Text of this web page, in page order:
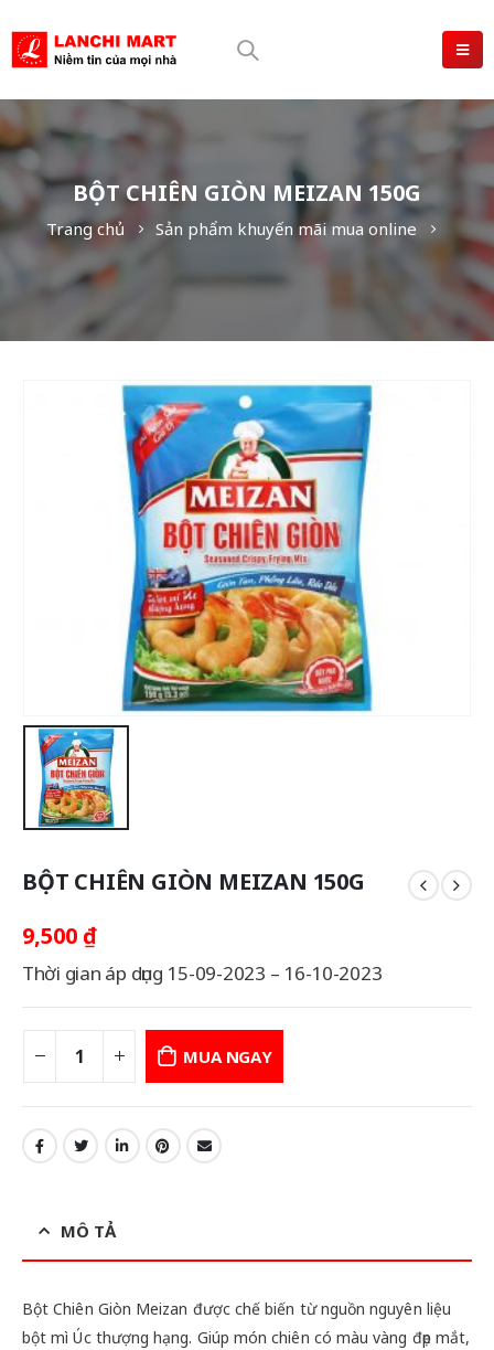
BỘT CHIÊN GIÒN MEIZAN 150G
Trang chủ Sản phẩm khuyến mãi mua online
BỘT CHIÊN GIÒN MEIZAN 150G
9,500 ₫
Thời gian áp dụng 15-09-2023 – 16-10-2023
MUA NGAY
MÔ TẢ
Bột Chiên Giòn Meizan được chế biến từ nguồn nguyên liệu
bột mì Úc thượng hạng. Giúp món chiên có màu vàng đẹp mắt,